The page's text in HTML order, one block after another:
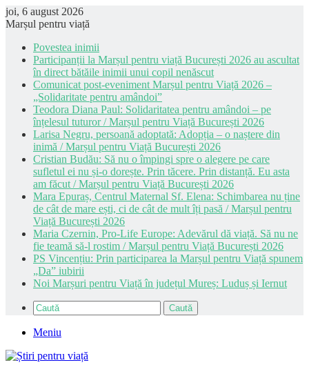
joi, 6 august 2026
Marșul pentru viață
Povestea inimii
Participanții la Marșul pentru viață București 2026 au ascultat
în direct bătăile inimii unui copil nenăscut
Comunicat post-eveniment Marșul pentru Viață 2026 –
„Solidaritate pentru amândoi”
Teodora Diana Paul: Solidaritatea pentru amândoi – pe
înțelesul tuturor / Marșul pentru Viață București 2026
Larisa Negru, persoană adoptată: Adopția – o naștere din
inimă / Marșul pentru Viață București 2026
Cristian Budău: Să nu o împingi spre o alegere pe care
sufletul ei nu și-o dorește. Prin tăcere. Prin distanță. Eu asta
am făcut / Marșul pentru Viață București 2026
Mara Epuraș, Centrul Maternal Sf. Elena: Schimbarea nu ține
de cât de mare ești, ci de cât de mult îți pasă / Marșul pentru
Viață București 2026
Maria Czernin, Pro-Life Europe: Adevărul dă viață. Să nu ne
fie teamă să-l rostim / Marșul pentru Viață București 2026
PS Vincențiu: Prin participarea la Marșul pentru Viață spunem
„Da” iubirii
Noi Marșuri pentru Viață în județul Mureș: Luduș și Iernut
Caută
Meniu